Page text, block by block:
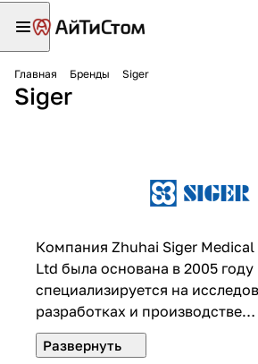
Главная Бренды Siger
Siger
Компания Zhuhai Siger
Ltd была основана в 2005 году
специализируется на
разработках и производстве
стоматологического
Цифровая стоматологическая